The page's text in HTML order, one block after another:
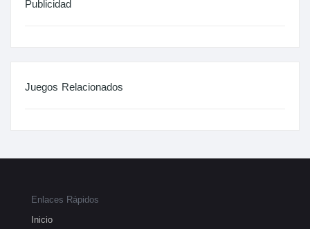
Publicidad
Juegos Relacionados
Enlaces Rápidos
Inicio